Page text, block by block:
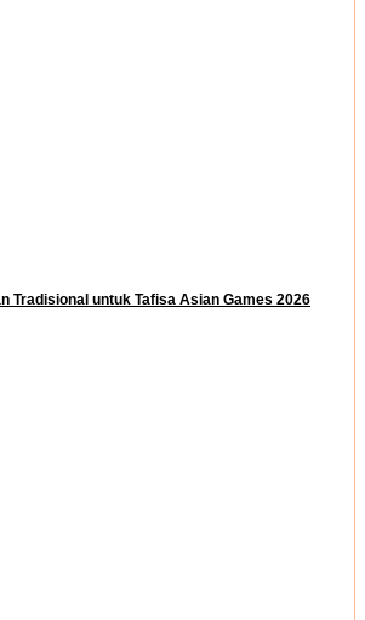
Tradisional untuk Tafisa Asian Games 2026